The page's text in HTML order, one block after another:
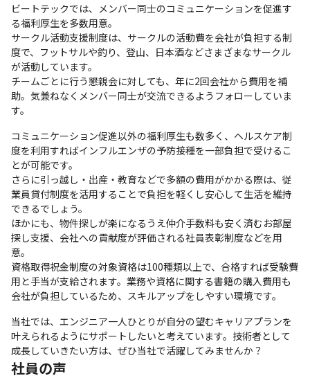
ビートテックでは、メンバー同士のコミュニケーションを促進す
る福利厚生を多数用意。
サークル活動支援制度は、サークルの活動費を会社が負担する制
度で、フットサルや釣り、登山、日本酒などさまざまなサークル
が活動しています。
チームごとに行う懇親会に対しても、年に2回会社から費用を補
助。気兼ねなくメンバー同士が交流できるようフォローしていま
す。
コミュニケーション促進以外の福利厚生も数多く、ヘルスケア制
度を利用すればインフルエンザの予防接種を一部負担で受けるこ
とが可能です。
さらに引っ越し・出産・教育などで多額の費用がかかる際は、従
業員貸付制度を活用することで負担を軽くし安心して生活を維持
できるでしょう。
ほかにも、物件探しが楽になるうえ仲介手数料も安く済むお部屋
探し支援、会社への貢献度が評価される社員表彰制度などを用
意。
資格取得祝金制度の対象資格は100種類以上で、合格すれば受験費
用と手当が支給されます。業務や資格に関する書籍の購入費用も
会社が負担しているため、スキルアップをしやすい環境です。
当社では、エンジニア一人ひとりが自分の望むキャリアプランを
叶えられるようにサポートしたいと考えています。技術者として
成長していきたい方は、ぜひ当社で活躍してみませんか？
社員の声